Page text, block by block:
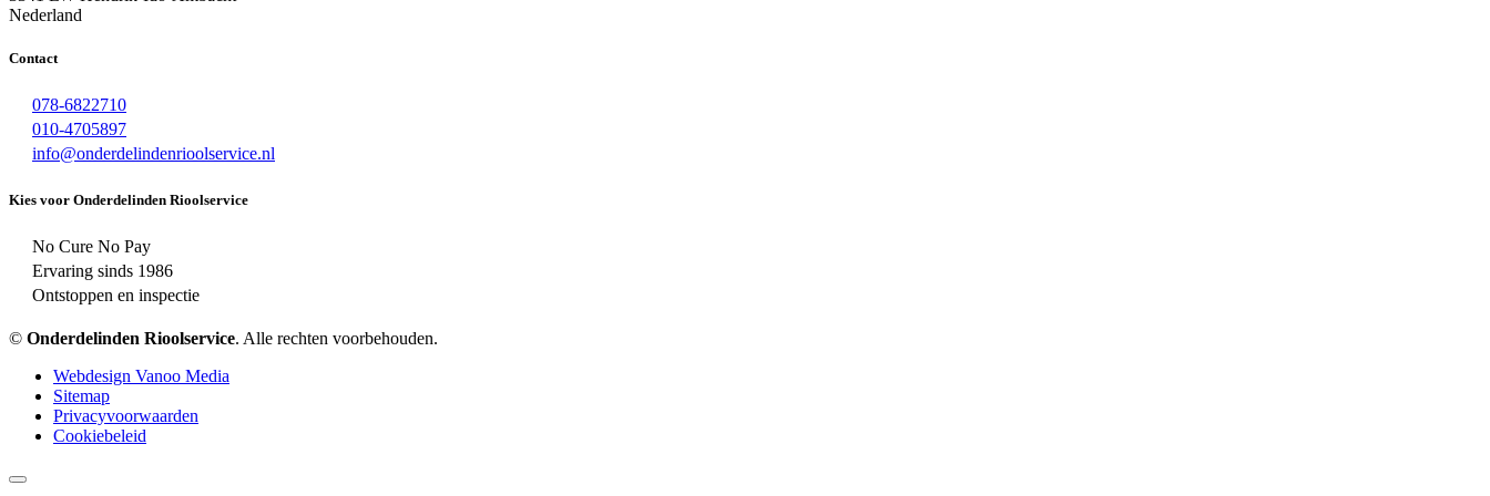
Nederland
Contact
078-6822710
010-4705897
info@onderdelindenrioolservice.nl
Kies voor Onderdelinden Rioolservice
No Cure No Pay
Ervaring sinds 1986
Ontstoppen en inspectie
© Onderdelinden Rioolservice. Alle rechten voorbehouden.
Webdesign Vanoo Media
Sitemap
Privacyvoorwaarden
Cookiebeleid